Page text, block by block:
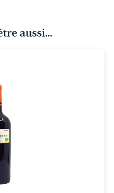
aussi…